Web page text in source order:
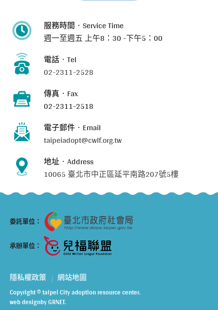
服務時間‧Service Time
週一至週五上午8：30 -下午5：00
電話‧Tel
02-2311-2528
傳真‧Fax
02-2311-2518
電子郵件‧Email
taipeiadopt@cwlf.org.tw
地址‧Address
10065 臺北市中正區延平南路207號5樓
隱私權政策 網站地圖
Copyright © taipei City adoption resource center.
web designby GRNET.
委託單位：
承辦單位：